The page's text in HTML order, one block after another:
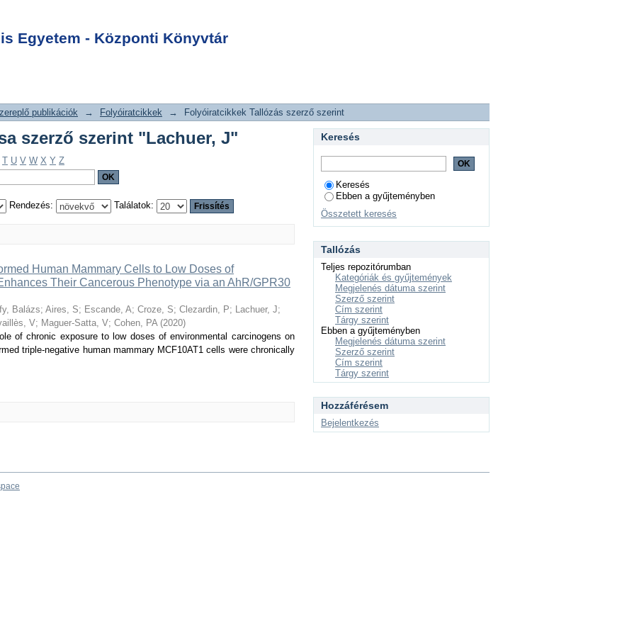
Egyetem - Központi Könyvtár
szerző
publikációk → Folyóiratcikkek → Folyóiratcikkek Tallózás szerző szerint
szerző szerint "Lachuer, J"
T U V W X Y Z
Rendezés: Találatok:
Human Mammary Cells to Low Doses of
Their Cancerous Phenotype via an AhR/GPR30
Balázs; Aires, S; Escande, A; Croze, S; Clezardin, P; Lachuer, J;
V; Maguer-Satta, V; Cohen, PA (2020)
of chronic exposure to low doses of environmental carcinogens on
triple-negative human mammary MCF10AT1 cells were chronically
Keresés
Keresés
Ebben a gyűjteményben
Összetett keresés
Tallózás
Teljes repozitórumban
Kategóriák és gyűjtemények
Megjelenés dátuma szerint
Szerző szerint
Cím szerint
Tárgy szerint
Ebben a gyűjteményben
Megjelenés dátuma szerint
Szerző szerint
Cím szerint
Tárgy szerint
Hozzáférésem
Bejelentkezés